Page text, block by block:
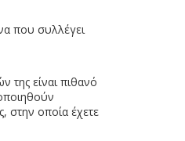
που συλλέγει
της είναι πιθανό
στην οποία έχετε